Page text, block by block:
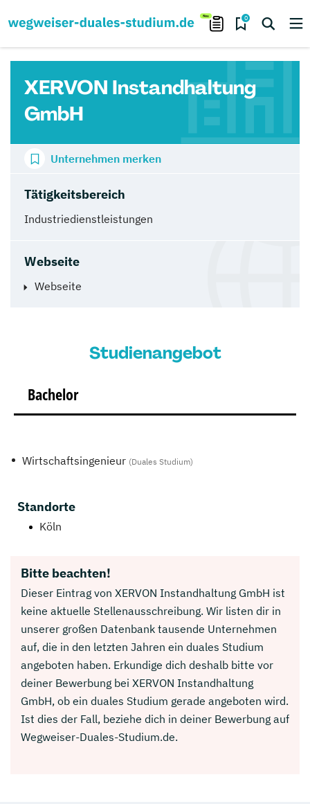
0
XERVON Instandhaltung
GmbH
Tätigkeitsbereich
Industriedienstleistungen
Webseite
Webseite
Unternehmen merken
Studienangebot
Bachelor
Wirtschaftsingenieur (Duales Studium)
Standorte
Köln
Bitte beachten!
Dieser Eintrag von XERVON Instandhaltung GmbH ist
keine aktuelle Stellenausschreibung. Wir listen dir in
unserer großen Datenbank tausende Unternehmen
auf, die in den letzten Jahren ein duales Studium
angeboten haben. Erkundige dich deshalb bitte vor
deiner Bewerbung bei XERVON Instandhaltung
GmbH, ob ein duales Studium gerade angeboten wird.
Ist dies der Fall, beziehe dich in deiner Bewerbung auf
Wegweiser-Duales-Studium.de.